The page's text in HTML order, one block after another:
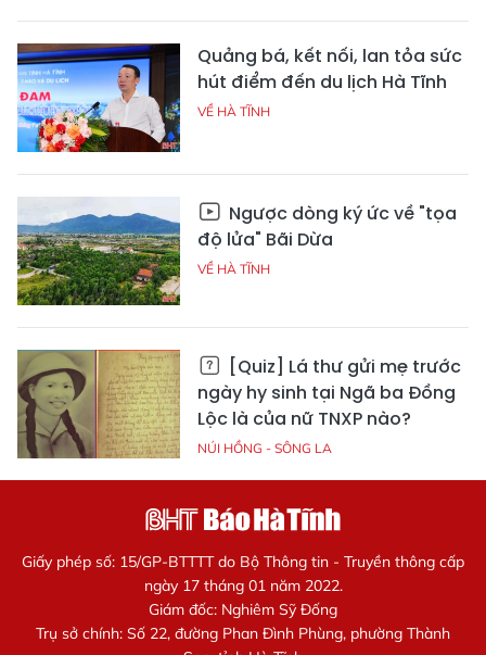
Quảng bá, kết nối, lan tỏa sức
hút điểm đến du lịch Hà Tĩnh
VỀ HÀ TĨNH
Ngược dòng ký ức về "tọa
độ lửa" Bãi Dừa
VỀ HÀ TĨNH
[Quiz] Lá thư gửi mẹ trước
ngày hy sinh tại Ngã ba Đồng
Lộc là của nữ TNXP nào?
NÚI HỒNG - SÔNG LA
Giấy phép số: 15/GP-BTTTT do Bộ Thông tin - Truyền thông cấp
ngày 17 tháng 01 năm 2022.
Giám đốc: Nghiêm Sỹ Đống
Trụ sở chính: Số 22, đường Phan Đình Phùng, phường Thành